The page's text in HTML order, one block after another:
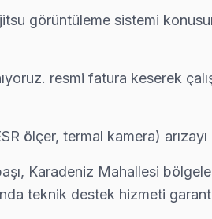
için Gaziosmanpaşa servisimizi
önce maliyet onayınız
görüntüleme sistemi
resmi fatura keserek
ölçer, termal kamera)
Karadeniz Mahallesi
teknik destek hizmeti